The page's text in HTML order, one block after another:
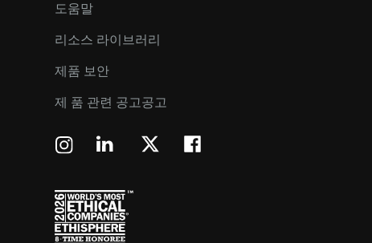
도움말
리소스 라이브러리
제품 보안
제 품 관련 공고공고